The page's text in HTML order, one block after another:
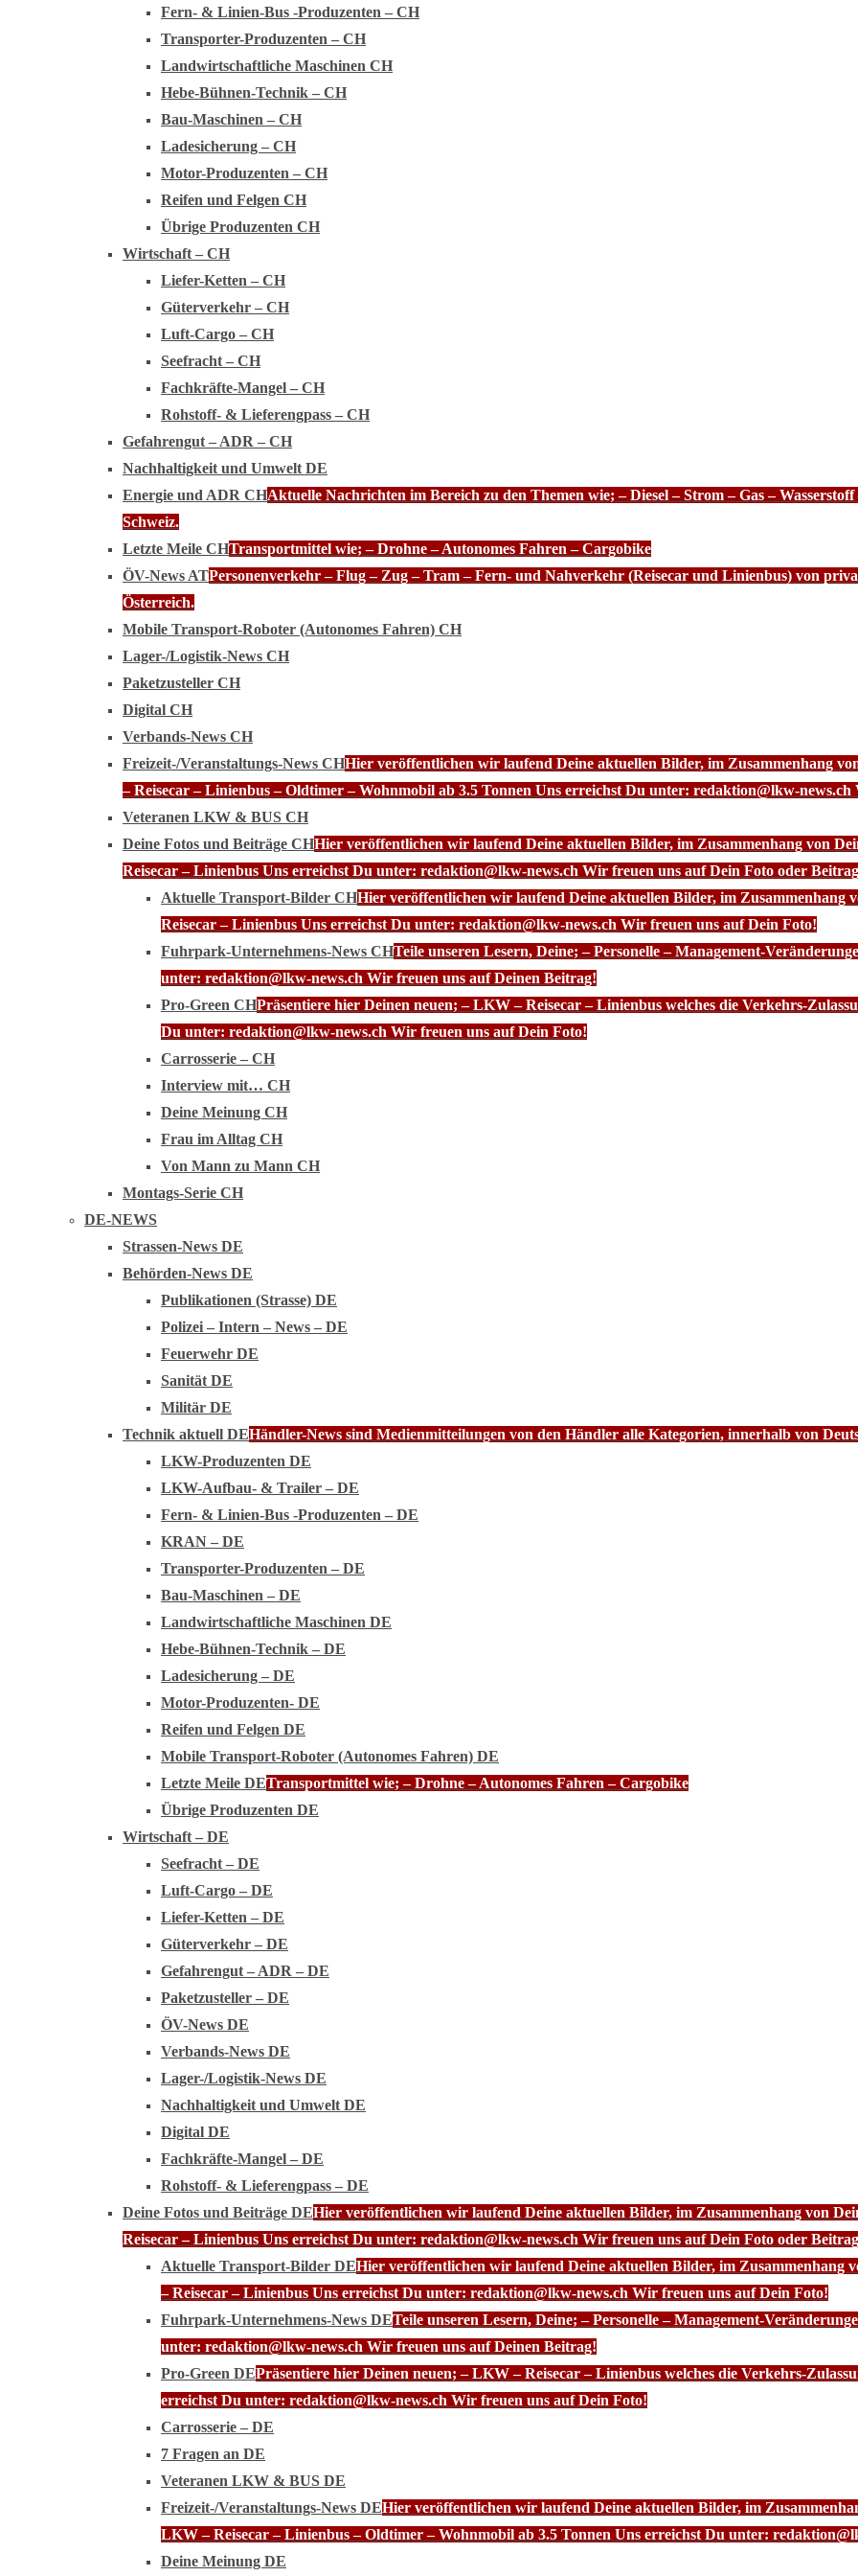
Fern- & Linien-Bus -Produzenten – CH
Transporter-Produzenten – CH
Landwirtschaftliche Maschinen CH
Hebe-Bühnen-Technik – CH
Bau-Maschinen – CH
Ladesicherung – CH
Motor-Produzenten – CH
Reifen und Felgen CH
Übrige Produzenten CH
Wirtschaft – CH
Liefer-Ketten – CH
Güterverkehr – CH
Luft-Cargo – CH
Seefracht – CH
Fachkräfte-Mangel – CH
Rohstoff- & Lieferengpass – CH
Gefahrengut – ADR – CH
Nachhaltigkeit und Umwelt DE
Energie und ADR CHAktuelle Nachrichten im Bereich zu den Themen wie; – Diesel – Strom – Gas –
Schweiz.
Letzte Meile CHTransportmittel wie; – Drohne – Autonomes Fahren – Cargobike
ÖV-News ATPersonenverkehr – Flug – Zug – Tram – Fern- und Nahverkehr (Reisecar und Linienbus) von
Österreich.
Mobile Transport-Roboter (Autonomes Fahren) CH
Lager-/Logistik-News CH
Paketzusteller CH
Digital CH
Verbands-News CH
Freizeit-/Veranstaltungs-News CHHier veröffentlichen wir laufend Deine aktuellen Bilder, im Zusammenhang
– Reisecar – Linienbus – Oldtimer – Wohnmobil ab 3.5 Tonnen Uns erreichst Du unter: redaktion@lkw-
Veteranen LKW & BUS CH
Deine Fotos und Beiträge CHHier veröffentlichen wir laufend Deine aktuellen Bilder, im Zusammenhang von
Reisecar – Linienbus Uns erreichst Du unter: redaktion@lkw-news.ch Wir freuen uns auf Dein Foto oder
Aktuelle Transport-Bilder CHHier veröffentlichen wir laufend Deine aktuellen Bilder, im
Reisecar – Linienbus Uns erreichst Du unter: redaktion@lkw-news.ch Wir freuen uns auf Dein Foto!
Fuhrpark-Unternehmens-News CHTeile unseren Lesern, Deine; – Personelle – Management-
unter: redaktion@lkw-news.ch Wir freuen uns auf Deinen Beitrag!
Pro-Green CHPräsentiere hier Deinen neuen; – LKW – Reisecar – Linienbus welches die Verkehrs-
Du unter: redaktion@lkw-news.ch Wir freuen uns auf Dein Foto!
Carrosserie – CH
Interview mit… CH
Deine Meinung CH
Frau im Alltag CH
Von Mann zu Mann CH
Montags-Serie CH
DE-NEWS
Strassen-News DE
Behörden-News DE
Publikationen (Strasse) DE
Polizei – Intern – News – DE
Feuerwehr DE
Sanität DE
Militär DE
Technik aktuell DEHändler-News sind Medienmitteilungen von den Händler alle Kategorien, innerhalb von
LKW-Produzenten DE
LKW-Aufbau- & Trailer – DE
Fern- & Linien-Bus -Produzenten – DE
KRAN – DE
Transporter-Produzenten – DE
Bau-Maschinen – DE
Landwirtschaftliche Maschinen DE
Hebe-Bühnen-Technik – DE
Ladesicherung – DE
Motor-Produzenten- DE
Reifen und Felgen DE
Mobile Transport-Roboter (Autonomes Fahren) DE
Letzte Meile DETransportmittel wie; – Drohne – Autonomes Fahren – Cargobike
Übrige Produzenten DE
Wirtschaft – DE
Seefracht – DE
Luft-Cargo – DE
Liefer-Ketten – DE
Güterverkehr – DE
Gefahrengut – ADR – DE
Paketzusteller – DE
ÖV-News DE
Verbands-News DE
Lager-/Logistik-News DE
Nachhaltigkeit und Umwelt DE
Digital DE
Fachkräfte-Mangel – DE
Rohstoff- & Lieferengpass – DE
Deine Fotos und Beiträge DEHier veröffentlichen wir laufend Deine aktuellen Bilder, im Zusammenhang von
Reisecar – Linienbus Uns erreichst Du unter: redaktion@lkw-news.ch Wir freuen uns auf Dein Foto oder
Aktuelle Transport-Bilder DEHier veröffentlichen wir laufend Deine aktuellen Bilder, im
– Reisecar – Linienbus Uns erreichst Du unter: redaktion@lkw-news.ch Wir freuen uns auf Dein Foto!
Fuhrpark-Unternehmens-News DETeile unseren Lesern, Deine; – Personelle – Management-
unter: redaktion@lkw-news.ch Wir freuen uns auf Deinen Beitrag!
Pro-Green DEPräsentiere hier Deinen neuen; – LKW – Reisecar – Linienbus welches die Verkehrs-
erreichst Du unter: redaktion@lkw-news.ch Wir freuen uns auf Dein Foto!
Carrosserie – DE
7 Fragen an DE
Veteranen LKW & BUS DE
Freizeit-/Veranstaltungs-News DEHier veröffentlichen wir laufend Deine aktuellen Bilder, im
LKW – Reisecar – Linienbus – Oldtimer – Wohnmobil ab 3.5 Tonnen Uns erreichst Du unter:
Deine Meinung DE